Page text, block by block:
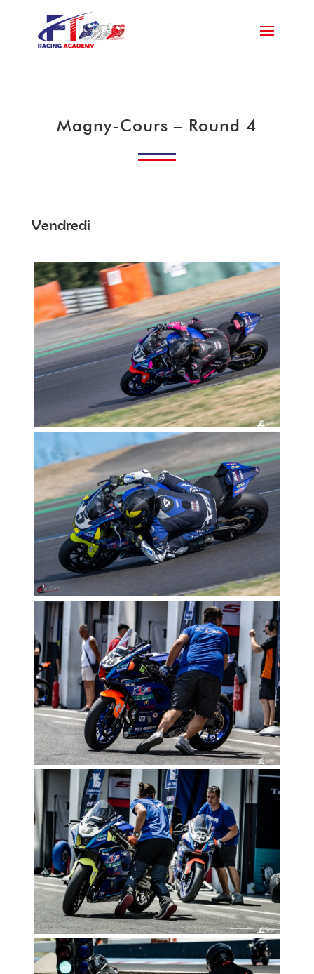
Magny-Cours – Round 4
Vendredi